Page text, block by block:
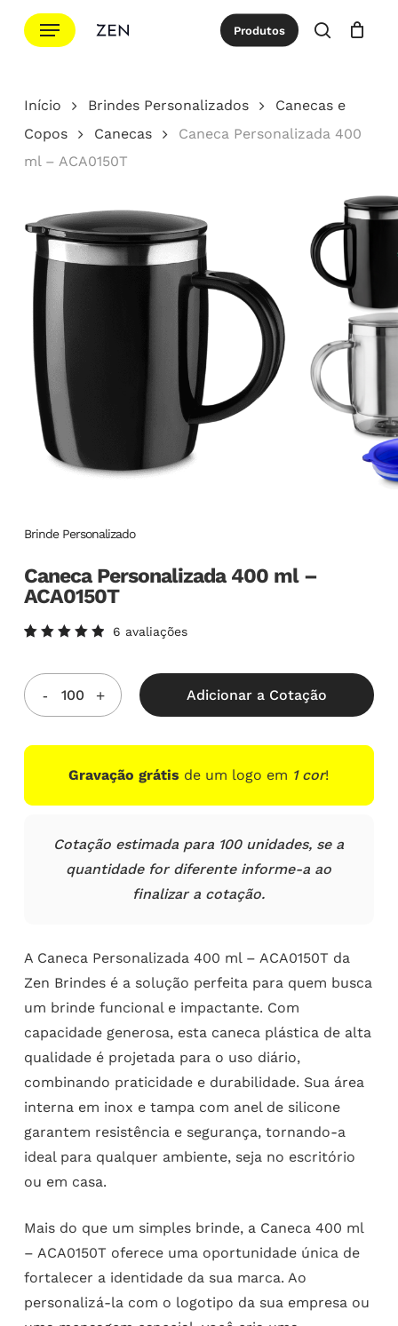
para
principal
Menu Produtos
procurar
Cotação Close
Início Brindes Personalizados
Canecas e
Copos
Canecas
Caneca Personalizada 400
ml – ACA0150T
Brinde Personalizado
Caneca Personalizada 400 ml –
ACA0150T
5.00de
5, com
baseado
em
clientes
6 avaliações
Adicionar a Cotação
Gravação grátis de um logo em 1 cor!
Cotação estimada para 100 unidades, se a
quantidade for diferente informe-a ao
finalizar a cotação.
A Caneca Personalizada 400 ml – ACA0150T da
Zen Brindes é a solução perfeita para quem busca
um brinde funcional e impactante. Com
capacidade generosa, esta caneca plástica de alta
qualidade é projetada para o uso diário,
combinando praticidade e durabilidade. Sua área
interna em inox e tampa com anel de silicone
garantem resistência e segurança, tornando-a
ideal para qualquer ambiente, seja no escritório
ou em casa.
Mais do que um simples brinde, a Caneca 400 ml
– ACA0150T oferece uma oportunidade única de
fortalecer a identidade da sua marca. Ao
personalizá-la com o logotipo da sua empresa ou